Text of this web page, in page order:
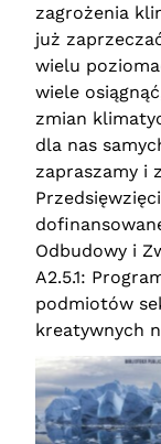
zagrożenia
już
wielu
wiele
zmian
dla nas
zapraszamy i
Odbudowy i
A2.5.1:
podmiotów
kreatywnych
Brak